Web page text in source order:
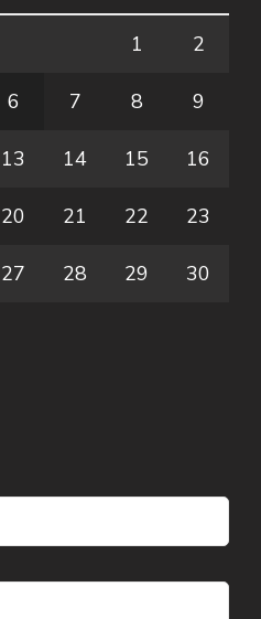
1 2
6 7 8 9
13 14 15 16
20 21 22 23
27 28 29 30